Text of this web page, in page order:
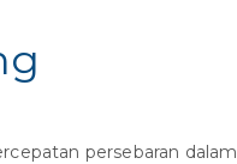
persebaran dalam